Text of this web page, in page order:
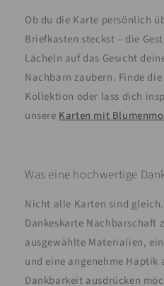
Ob du die Karte persönlich
Briefkasten steckst – die
Lächeln auf das Gesicht
Nachbarn zaubern. Finde
Kollektion oder lass dich
unsere Karten mit
Was eine hochwertige
Nicht alle Karten sind
Dankeskarte Nachbarschaft
ausgewählte Materialien,
und eine angenehme Haptik
Dankbarkeit ausdrücken